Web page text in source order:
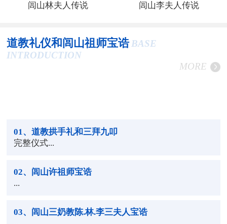
闾山林夫人传说 闾山李夫人传说
道教礼仪和闾山祖师宝诰 BASE
INTRODUCTION
MORE
01 、道教拱手礼和三拜九叩
完整仪式...
02、闾山许祖师宝诰
...
03、闾山三奶教陈.林.李三夫人宝诰